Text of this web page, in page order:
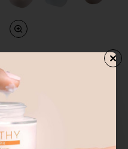
Άμεσα Διαθέσιμο
χρώματα
6,50€